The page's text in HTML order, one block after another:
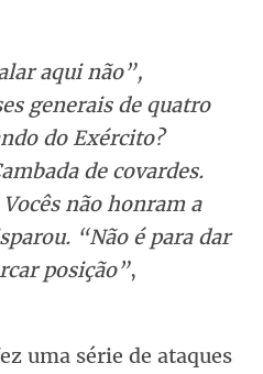
aqui não”,
generais de quatro
do Exército?
de covardes.
não honram a
“Não é para dar
posição”,
uma série de ataques